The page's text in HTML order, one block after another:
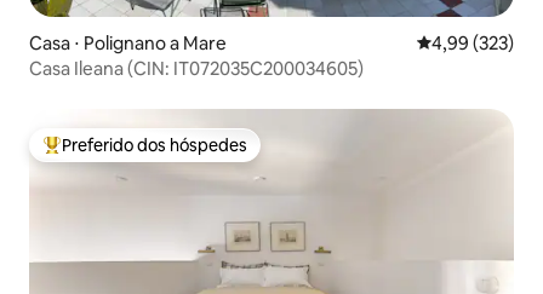
Casa ⋅ Polignano a Mare 4,99 de uma
4,99 (323)
Casa Ileana (CIN: IT072035C200034605)
Entre os melhores preferidos dos hóspedes
Preferido dos hóspedes